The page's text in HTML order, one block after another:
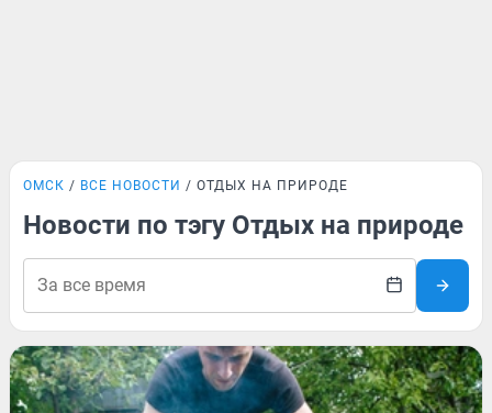
ОМСК ВСЕ НОВОСТИ ОТДЫХ НА ПРИРОДЕ
Новости по тэгу Отдых на природе